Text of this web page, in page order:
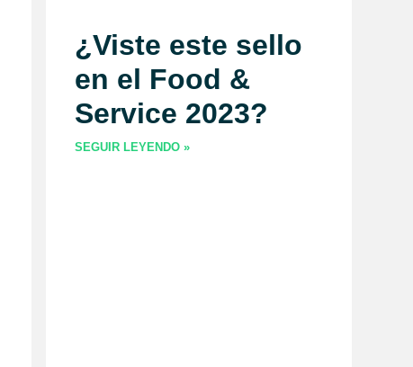
¿Viste este sello
en el Food &
Service 2023?
SEGUIR LEYENDO »